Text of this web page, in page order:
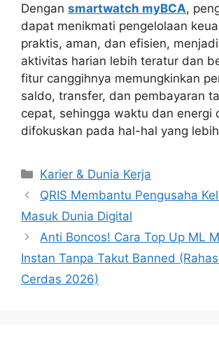
Dengan smartwatch myBCA,
dapat menikmati pengelolaan
praktis, aman, dan efisien,
aktivitas harian lebih teratur dan
fitur canggihnya memungkinkan
saldo, transfer, dan pembayaran
cepat, sehingga waktu dan energi
difokuskan pada hal-hal yang
Kategori
Karier & Dunia Kerja
QRIS Membantu Pengusaha
Masuk Dunia Digital
Anti Boncos! Cara Top Up ML
Instan Tanpa Takut Banned
Cerdas 2026)